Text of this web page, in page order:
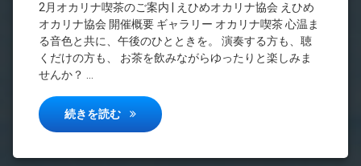
2月オカリナ喫茶のご案内 | えひめオカリナ協会 えひめ
オカリナ協会 開催概要 ギャラリー オカリナ喫茶 心温ま
る音色と共に、午後のひとときを。 演奏する方も、聴
くだけの方も、 お茶を飲みながらゆったりと楽しみま
せんか？ …
続きを読む ２月オカリナ喫茶